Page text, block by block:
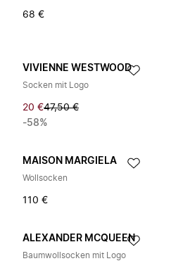
68 €
VIVIENNE WESTWOOD
Socken mit Logo
20 €47,50 €
-58%
MAISON MARGIELA
Wollsocken
110 €
ALEXANDER MCQUEEN
Baumwollsocken mit Logo